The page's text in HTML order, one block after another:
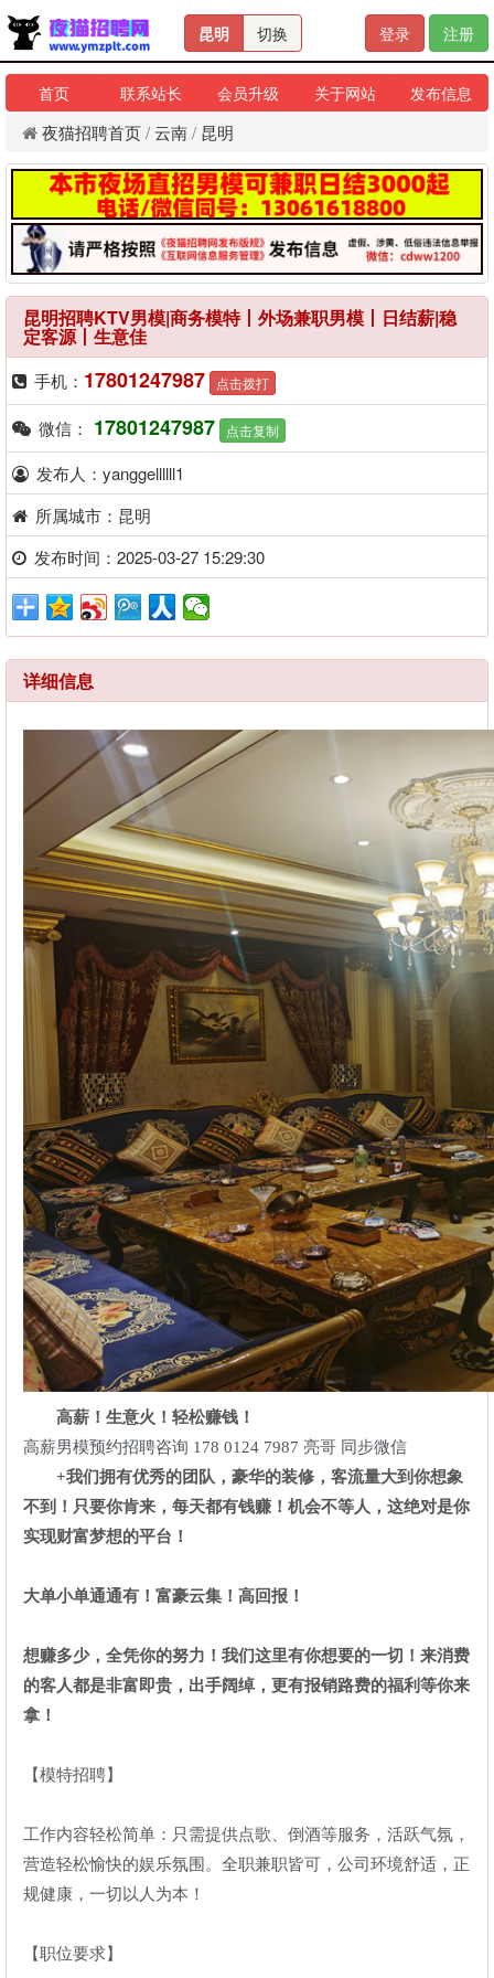
昆明 切换 登录 注册
首页 联系站长 会员升级 关于网站 发布信息
夜猫招聘首页/ 云南/ 昆明
昆明招聘KTV男模|商务模特丨外场兼职男模丨日结薪|稳
定客源丨生意佳
手机： 17801247987 点击拨打
微信： 17801247987 点击复制
发布人：yanggellllll1
所属城市：昆明
发布时间：2025-03-27 15:29:30
详细信息
高薪！生意火！轻松赚钱！
高薪男模预约招聘咨询 178 0124 7987 亮哥 同步微信
+我们拥有优秀的团队，豪华的装修，客流量大到你想象
不到！只要你肯来，每天都有钱赚！机会不等人，这绝对是你
实现财富梦想的平台！
大单小单通通有！富豪云集！高回报！
想赚多少，全凭你的努力！我们这里有你想要的一切！来消费
的客人都是非富即贵，出手阔绰，更有报销路费的福利等你来
拿！
【模特招聘】
工作内容轻松简单：只需提供点歌、倒酒等服务，活跃气氛，
营造轻松愉快的娱乐氛围。全职兼职皆可，公司环境舒适，正
规健康，一切以人为本！
【职位要求】